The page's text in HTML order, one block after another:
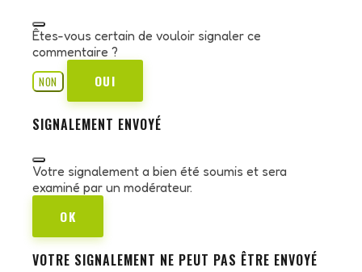
Êtes-vous certain de vouloir signaler ce
commentaire ?
NON
OUI
SIGNALEMENT ENVOYÉ
Votre signalement a bien été soumis et sera
examiné par un modérateur.
OK
VOTRE SIGNALEMENT NE PEUT PAS ÊTRE ENVOYÉ